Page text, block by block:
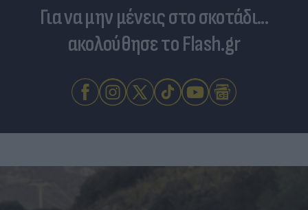
Για να μην μένεις στο σκοτάδι...
ακολούθησε το Flash.gr